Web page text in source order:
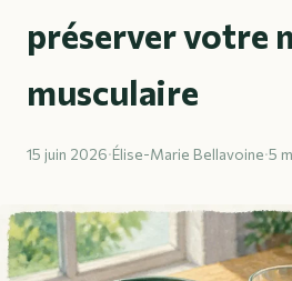
préserver votre
musculaire
15 juin 2026·Élise-Marie Bellavoine·5